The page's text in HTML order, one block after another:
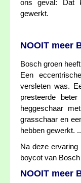
ons geval: Dat
gewerkt.
NOOIT meer
Bosch groen
Een
versleten was.
presteerde
heggeschaar
grasschaar en
hebben gewerkt.
Na deze ervaring
boycot van
NOOIT meer